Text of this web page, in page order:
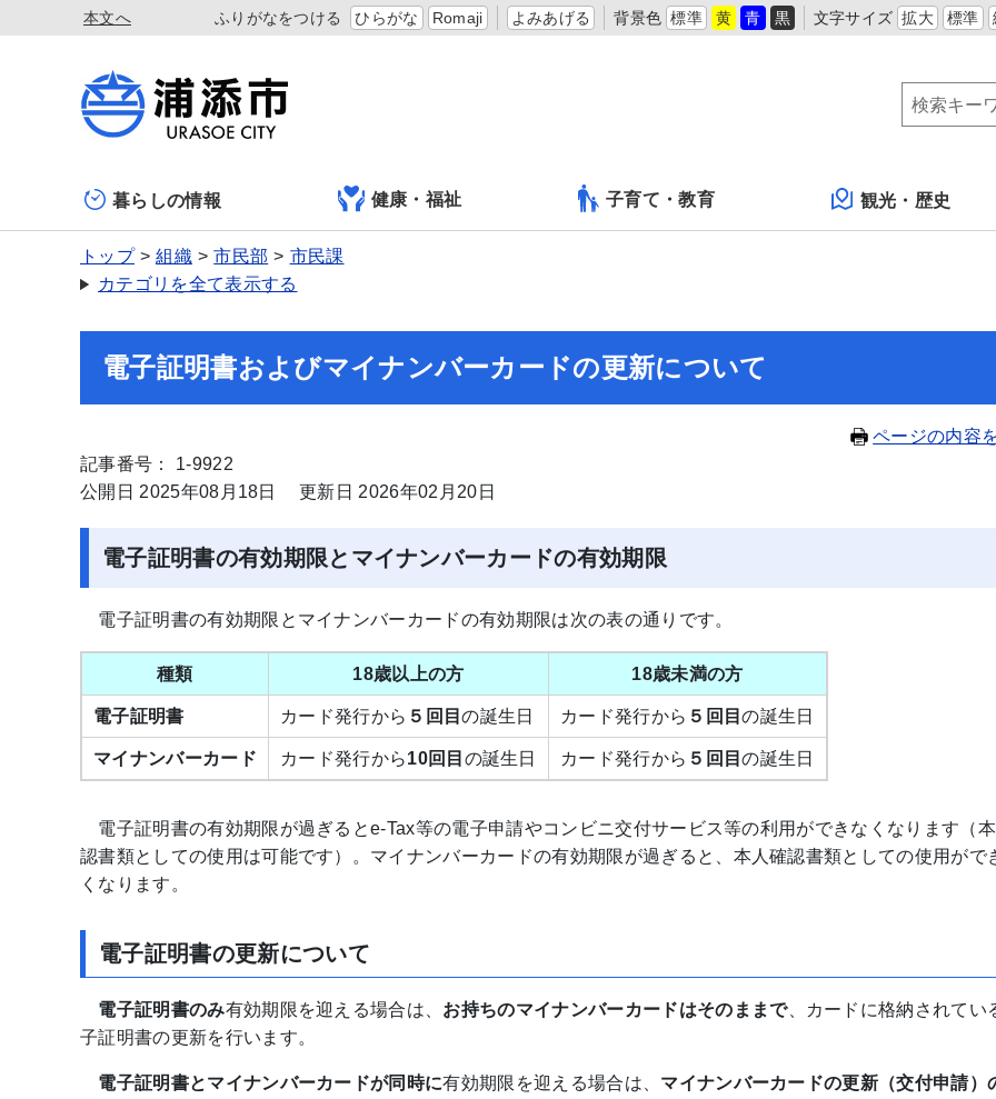
本文へ ふりがなをつける ひらがな Romaji よみあげる 背景色 標準 黄 青 黒 文字サイズ 拡大 標準
暮らしの情報 健康・福祉 子育て・教育 観光・歴史
トップ 組織 市民部
市民課
カテゴリを全て表示する
電子証明書およびマイナンバーカードの更新について
ページの内容
記事番号： 1-9922
公開日 2025年08月18日
更新日 2026年02月20日
電子証明書の有効期限とマイナンバーカードの有効期限
電子証明書の有効期限とマイナンバーカードの有効期限は次の表の通りです。
種類 18歳以上の方 18歳未満の方
電子証明書 カード発行から ５回目の誕生日 カード発行から ５回目の誕生日
マイナンバーカード カード発行から10回目 の誕生日 カード発行から ５回目の誕生日
電子証明書の有効期限が過ぎるとe-Tax等の電子申請やコンビニ交付サービス等の利用ができなくなります（
認書類としての使用は可能です）。マイナンバーカードの有効期限が過ぎると、本人確認書類としての使用がで
くなります。
電子証明書の更新について
電子証明書のみ有効期限を迎える場合は、 お持ちのマイナンバーカードはそのままで、カードに格納されてい
子証明書の更新を行います。
電子証明書とマイナンバーカードが同時に有効期限を迎える場合は、 マイナンバーカードの更新（交付申請）